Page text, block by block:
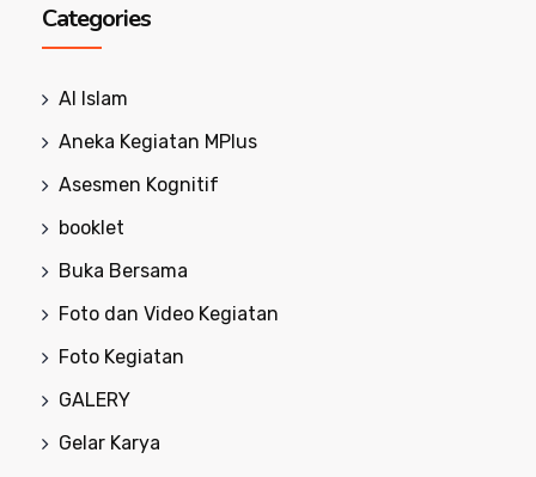
Categories
Al Islam
Aneka Kegiatan MPlus
Asesmen Kognitif
booklet
Buka Bersama
Foto dan Video Kegiatan
Foto Kegiatan
GALERY
Gelar Karya